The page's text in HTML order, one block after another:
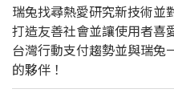
瑞兔找尋熱愛研究新技術並
打造友善社會並讓使用者喜
台灣行動支付趨勢並與瑞兔
的夥伴！